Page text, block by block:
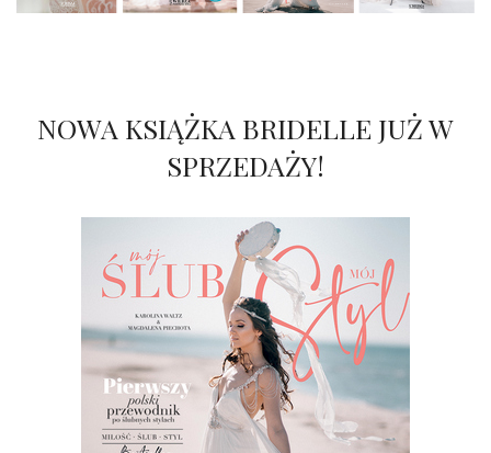
NOWA KSIĄŻKA BRIDELLE JUŻ W
SPRZEDAŻY!